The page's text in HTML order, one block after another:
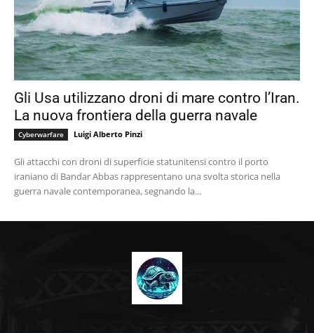
Gli Usa utilizzano droni di mare contro l’Iran.
La nuova frontiera della guerra navale
Cyberwarfare Luigi Alberto Pinzi
Gli attacchi con droni di superficie statunitensi contro il porto
iraniano di Bandar Abbas rappresentano una svolta storica nella
guerra navale contemporanea, segnando la...